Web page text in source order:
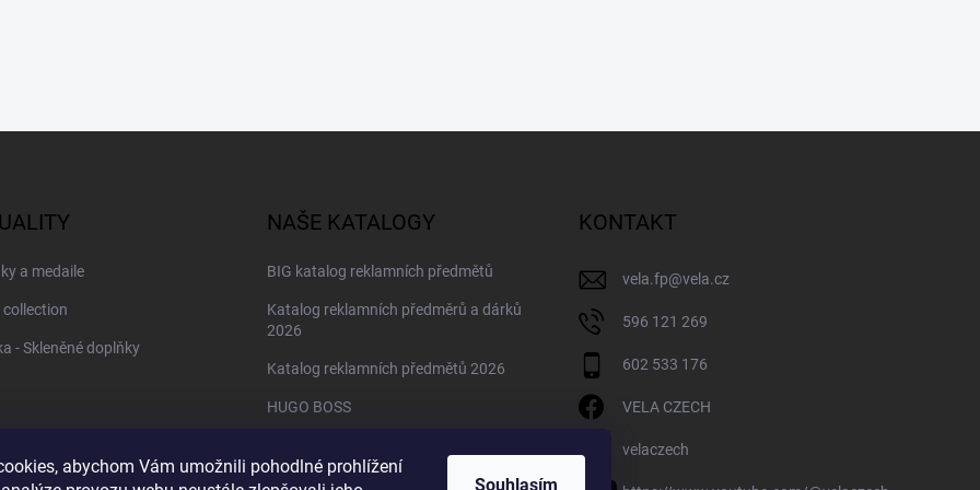
abychom Vám umožnili pohodlné prohlížení
Souhlasím
a medaile
- Skleněné doplňky
NAŠE KATALOGY
BIG katalog reklamních předmětů
Katalog reklamních předměrů a dárků
2026
Katalog reklamních předmětů 2026
HUGO BOSS
Christian Lacroix
KONTAKT
vela.fp@vela.cz
596 121 269
602 533 176
VELA CZECH
velaczech